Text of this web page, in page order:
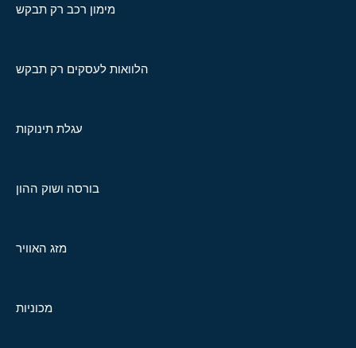
מימון רכב רק תבקש
הלוואות לעסקים רק תבקש
עגלת תינוקות
בורסה ושוק ההון
מזג האוויר
מכוניות